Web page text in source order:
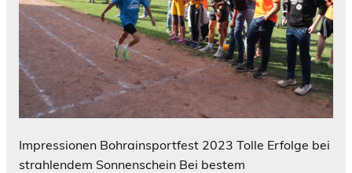
Impressionen Bohrainsportfest 2023 Tolle Erfolge bei
strahlendem Sonnenschein Bei bestem